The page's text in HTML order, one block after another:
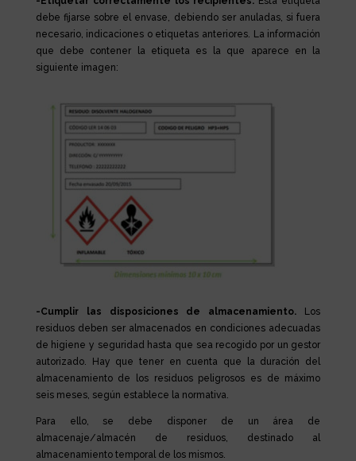
debe fijarse sobre el envase, debiendo ser anuladas, si fuera
necesario, indicaciones o etiquetas anteriores. La información
que debe contener la etiqueta es la que aparece en la
siguiente imagen:
-Cumplir las disposiciones de almacenamiento.
Los
residuos deben ser almacenados en condiciones adecuadas
de higiene y seguridad hasta que sea recogido por un gestor
autorizado. Hay que tener en cuenta que la duración del
almacenamiento de los residuos peligrosos es de máximo
seis meses, según establece la normativa.
Para ello, se debe disponer de un área de
almacenaje/almacén de residuos, destinado al
almacenamiento temporal de los mismos.